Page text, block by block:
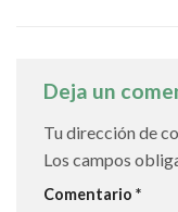
Deja un
Tu dirección de
Los campos
Comentario *